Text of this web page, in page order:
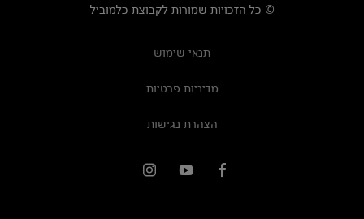
© כל הזכויות שמורות לקבוצת כלמוביל
תנאי שימוש
מדיניות פרטיות
הצהרת נגישות